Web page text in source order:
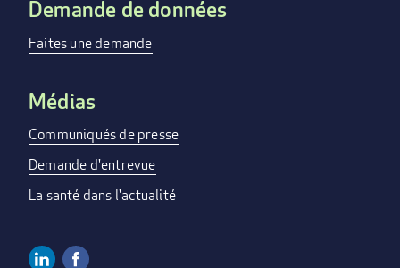
Demande de données
Faites une demande
Médias
Communiqués de presse
Demande d'entrevue
La santé dans l'actualité
Linkedin